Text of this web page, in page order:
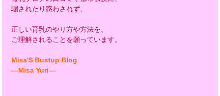
騙されたり惑わされず、
正しい育乳のやり方や方法を、
ご理解されることを願っています。
Misa'S Bustup Blog
―Misa Yuri―